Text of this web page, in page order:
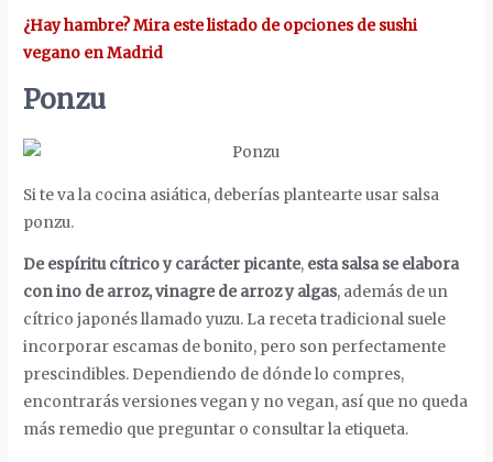
¿Hay hambre? Mira este listado de opciones de sushi
vegano en Madrid
Ponzu
Si te va la cocina asiática, deberías plantearte usar salsa
ponzu.
De espíritu cítrico y carácter picante, esta salsa se elabora
con ino de arroz, vinagre de arroz y algas, además de un
cítrico japonés llamado yuzu. La receta tradicional suele
incorporar escamas de bonito, pero son perfectamente
prescindibles. Dependiendo de dónde lo compres,
encontrarás versiones vegan y no vegan, así que no queda
más remedio que preguntar o consultar la etiqueta.